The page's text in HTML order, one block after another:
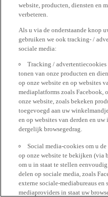
website, producten, diensten en
verbeteren.
Als u via de onderstaande knop
gebruiken we ook tracking- /
sociale media:
Tracking /
tonen van onze producten en
op onze website en op websites
mediaplatforms zoals Facebook,
onze website, zoals bekeken
toegevoegd aan uw
en op websites van derden en uw
dergelijk browsegedrag.
Social media-cookies om u
op onze website te bekijken (via
om u in staat te stellen
delen op sociale media, zoals
externe sociale-mediabureaus en
mediaproviders in staat uw